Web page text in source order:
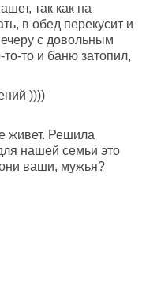
так как на
в обед перекусит и
с довольным
то и баню затопил,
))))
живет. Решила
нашей семьи это
ваши, мужья?